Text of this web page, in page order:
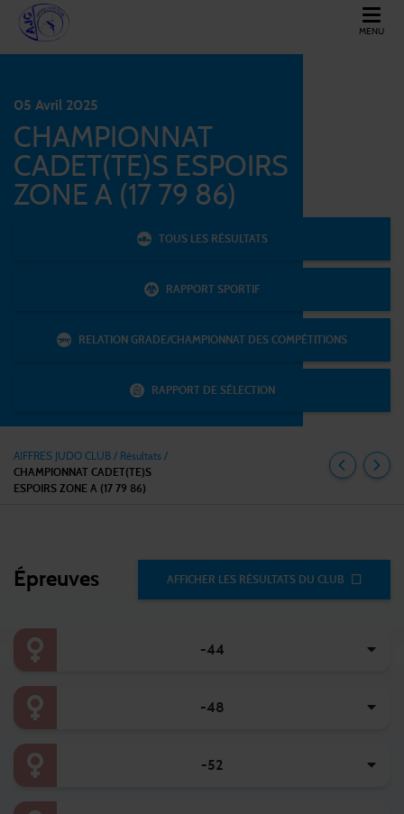
MENU
05 Avril 2025
CHAMPIONNAT
CADET(TE)S ESPOIRS
ZONE A (17 79 86)
TOUS LES RÉSULTATS
RAPPORT SPORTIF
RELATION GRADE/CHAMPIONNAT DES COMPÉTITIONS
RAPPORT DE SÉLECTION
AIFFRES JUDO CLUB / Résultats /
CHAMPIONNAT CADET(TE)S
ESPOIRS ZONE A (17 79 86)
Épreuves AFFICHER LES RÉSULTATS DU CLUB
-44
-48
-52